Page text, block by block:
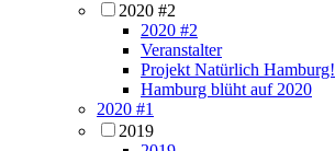
2020 #2
2020 #2
Veranstalter
Projekt Natürlich Hamburg!
Hamburg blüht auf 2020
2020 #1
2019